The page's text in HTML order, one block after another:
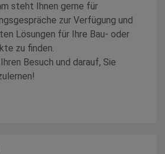
steht Ihnen gerne für
zur Verfügung und
Lösungen für Ihre Bau- oder
zu finden.
Besuch und darauf, Sie